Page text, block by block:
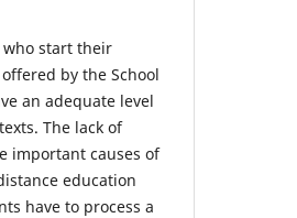
start their
by the School
an adequate level
The lack of
important causes of
education
have to process a